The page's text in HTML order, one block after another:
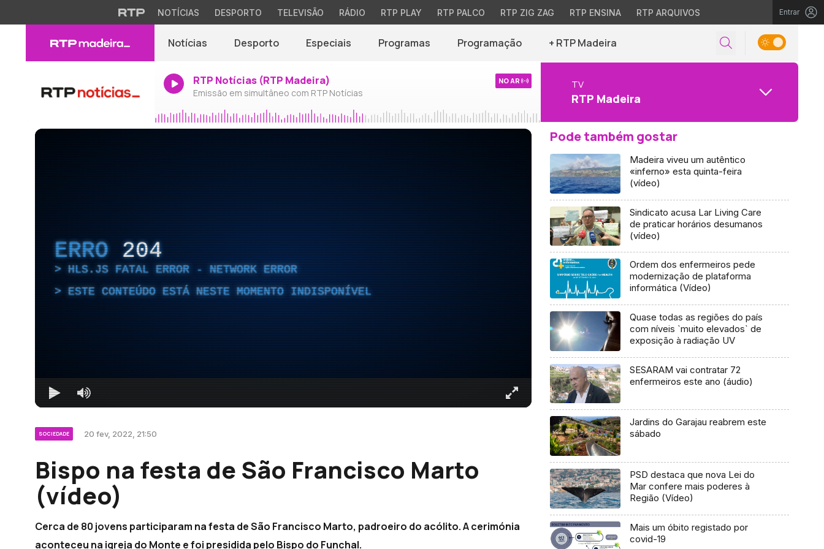
NOTÍCIAS DESPORTO TELEVISÃO RÁDIO RTP PLAY RTP PALCO RTP ZIG ZAG RTP ENSINA RTP ARQUIVOS Entrar
Notícias Desporto Especiais Programas Programação + RTP Madeira
RTP Notícias (RTP Madeira)
Emissão em simultâneo com RTP Notícias
NO AR TV
RTP Madeira
ERRO 204
HLS.JS FATAL ERROR - NETWORK ERROR
ESTE CONTEÚDO ESTÁ NESTE MOMENTO INDISPONÍVEL
SOCIEDADE 20 fev, 2022, 21:50
Bispo na festa de São Francisco Marto
(vídeo)
Cerca de 80 jovens participaram na festa de São Francisco Marto, padroeiro do acólito. A cerimónia
aconteceu na igreja do Monte e foi presidida pelo Bispo do Funchal.
Pode também gostar
Madeira viveu um autêntico
«inferno» esta quinta-feira
(vídeo)
Sindicato acusa Lar Living Care
de praticar horários desumanos
(vídeo)
Ordem dos enfermeiros pede
modernização de plataforma
informática (Vídeo)
Quase todas as regiões do país
com níveis `muito elevados` de
exposição à radiação UV
SESARAM vai contratar 72
enfermeiros este ano (áudio)
Jardins do Garajau reabrem este
sábado
PSD destaca que nova Lei do
Mar confere mais poderes à
Região (Vídeo)
Mais um óbito registado por
covid-19